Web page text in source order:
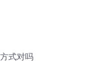
式对吗